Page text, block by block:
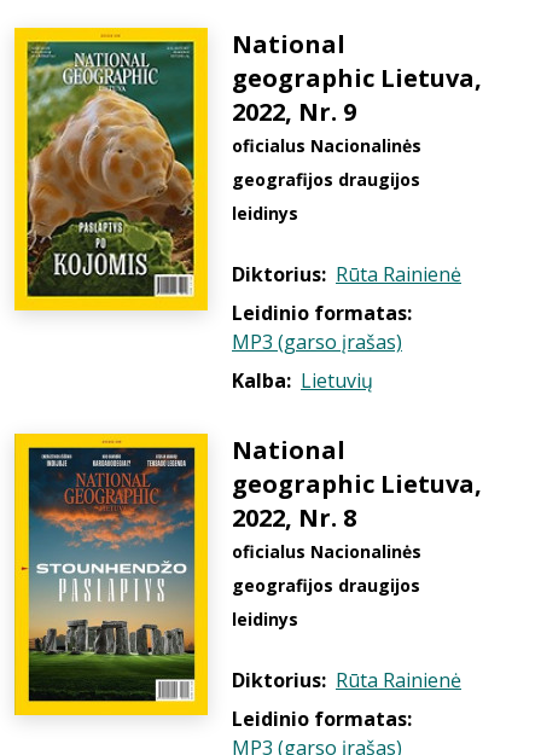
National
geographic Lietuva,
2022, Nr. 9
oficialus Nacionalinės
geografijos draugijos
leidinys
Diktorius: Rūta Rainienė
Leidinio formatas:
MP3 (garso įrašas)
Kalba: Lietuvių
National
geographic Lietuva,
2022, Nr. 8
oficialus Nacionalinės
geografijos draugijos
leidinys
Diktorius: Rūta Rainienė
Leidinio formatas:
MP3 (garso įrašas)